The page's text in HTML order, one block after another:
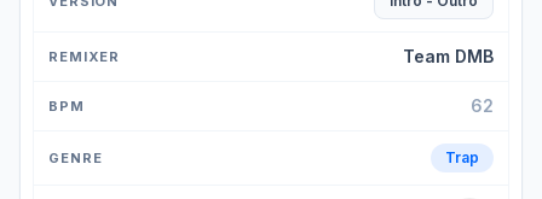
Team DMB
62
Trap